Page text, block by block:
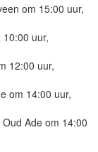
om 15:00 uur,
uur,
12:00 uur,
om 14:00 uur,
Ade om 14:00